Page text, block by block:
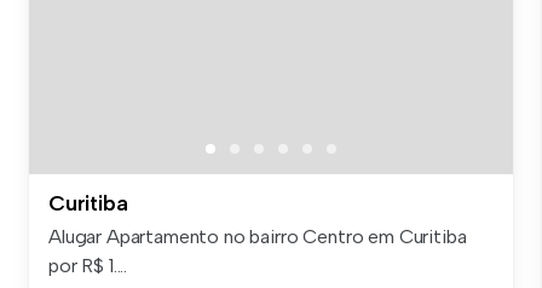
Curitiba
Alugar Apartamento no bairro Centro em Curitiba
por R$ 1....